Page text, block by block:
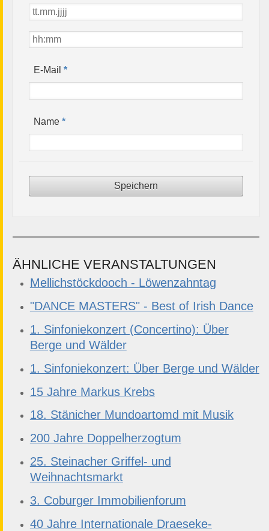
E-Mail*
Name*
ÄHNLICHE VERANSTALTUNGEN
Mellichstöckdooch - Löwenzahntag
"DANCE MASTERS" - Best of Irish Dance
1. Sinfoniekonzert (Concertino): Über
Berge und Wälder
1. Sinfoniekonzert: Über Berge und Wälder
15 Jahre Markus Krebs
18. Stänicher Mundoartomd mit Musik
200 Jahre Doppelherzogtum
25. Steinacher Griffel- und
Weihnachtsmarkt
3. Coburger Immobilienforum
40 Jahre Internationale Draeseke-